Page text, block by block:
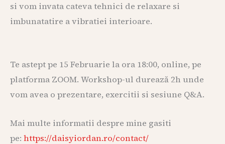
si vom invata cateva tehnici de relaxare si
imbunatatire a vibratiei interioare.
Te astept pe 15 Februarie la ora 18:00, online, pe
platforma ZOOM. Workshop-ul durează 2h unde
vom avea o prezentare, exercitii si sesiune Q&A.
Mai multe informatii despre mine gasiti
pe: https://daisyiordan.ro/contact/